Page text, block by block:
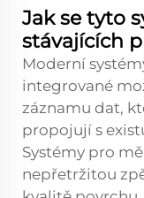
Jak se tyto
stávajících
Moderní
integrované
záznamu dat,
propojují s
Systémy pro
nepřetržitou